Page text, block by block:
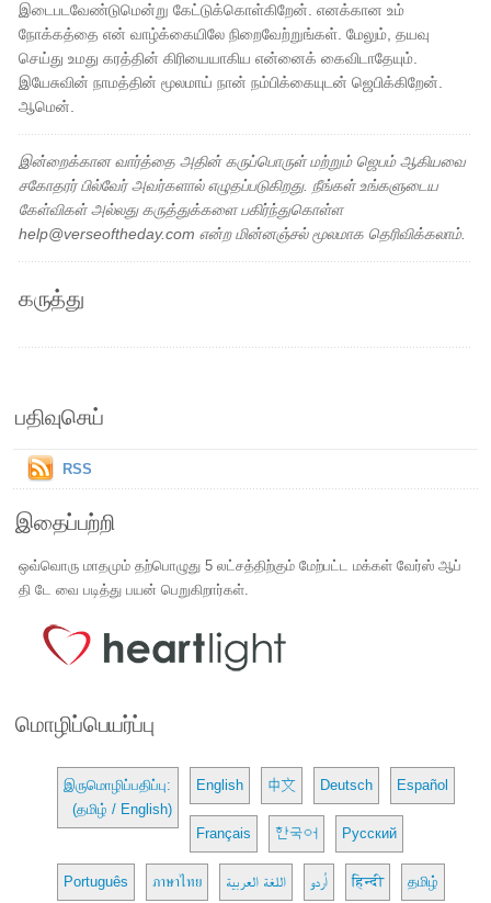
இடைபடவேண்டுமென்று கேட்டுக்கொள்கிறேன். எனக்கான உம்
நோக்கத்தை என் வாழ்க்கையிலே நிறைவேற்றுங்கள். மேலும், தயவு
செய்து உமது கரத்தின் கிரியையாகிய என்னைக் கைவிடாதேயும்.
இயேசுவின் நாமத்தின் மூலமாய் நான் நம்பிக்கையுடன் ஜெபிக்கிறேன்.
ஆமென்.
இன்றைக்கான வார்த்தை அதின் கருப்பொருள் மற்றும் ஜெபம் ஆகியவை
சகோதரர் பில்வேர் அவர்களால் எழுதப்படுகிறது. நீங்கள் உங்களுடைய
கேள்விகள் அல்லது கருத்துக்களை பகிர்ந்துகொள்ள
help@verseoftheday.com என்ற மின்னஞ்சல் மூலமாக தெரிவிக்கலாம்.
கருத்து
பதிவுசெய்
RSS
இதைப்பற்றி
ஒவ்வொரு மாதமும் தற்பொழுது 5 லட்சத்திற்கும் மேற்பட்ட மக்கள் வேர்ஸ் ஆப்
தி டே வை படித்து பயன் பெறுகிறார்கள்.
மொழிப்பெயர்ப்பு
இருமொழிப்பதிப்பு:
(தமிழ் / English)
English 中文 Deutsch Español
Français 한국어 Русский
Português ภาษาไทย اللغة العربية اُردو हिन्दी தமிழ்